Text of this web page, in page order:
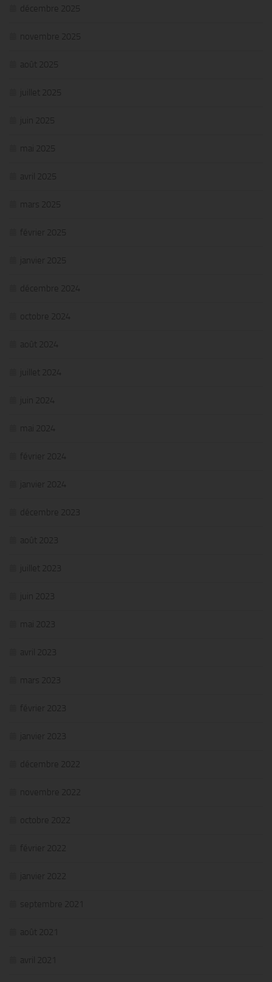
décembre 2025
novembre 2025
août 2025
juillet 2025
juin 2025
mai 2025
avril 2025
mars 2025
février 2025
janvier 2025
décembre 2024
octobre 2024
août 2024
juillet 2024
juin 2024
mai 2024
février 2024
janvier 2024
décembre 2023
août 2023
juillet 2023
juin 2023
mai 2023
avril 2023
mars 2023
février 2023
janvier 2023
décembre 2022
novembre 2022
octobre 2022
février 2022
janvier 2022
septembre 2021
août 2021
avril 2021